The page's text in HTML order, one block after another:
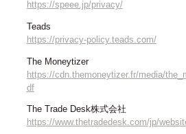
https://speee.jp/privacy/
Teads
https://privacy-policy.teads.com/
The Moneytizer
https://cdn.themoneytizer.fr/media/
df
The Trade Desk株式会社
https://www.thetradedesk.com/jp/